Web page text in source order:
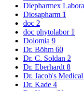
Diepharmex
Diosapharm 1
doc 2
doc phytolabor 1
Dolomia 9
Dr. Böhm 60
Dr. C. Soldan 2
Dr. Eberhardt 8
Dr. Jacob's
Dr. Kade 4